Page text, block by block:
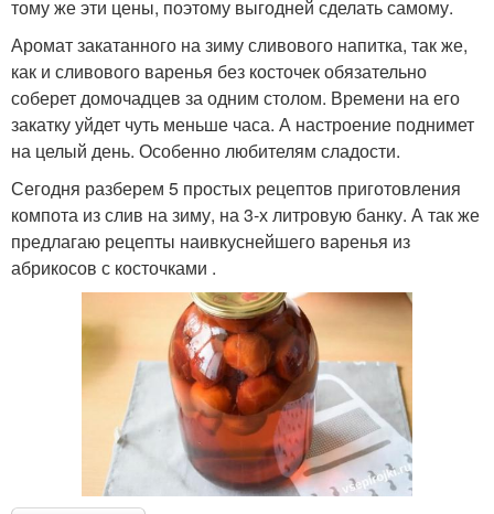
тому же эти цены, поэтому выгодней сделать самому.
Аромат закатанного на зиму сливового напитка, так же,
как и сливового варенья без косточек обязательно
соберет домочадцев за одним столом. Времени на его
закатку уйдет чуть меньше часа. А настроение поднимет
на целый день. Особенно любителям сладости.
Сегодня разберем 5 простых рецептов приготовления
компота из слив на зиму, на 3-х литровую банку. А так же
предлагаю рецепты наивкуснейшего варенья из
абрикосов с косточками .